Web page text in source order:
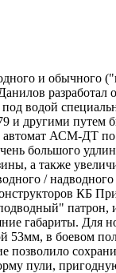
и обычного
Данилов
водой
и другими путем
АСМ-ДТ по
большого
а также
/
КБ
патрон,
габариты. Для
53мм, в боевом
позволило
пули,